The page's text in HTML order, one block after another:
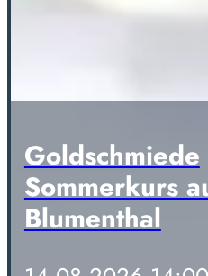
Goldschmiede
Sommerkurs
Blumenthal